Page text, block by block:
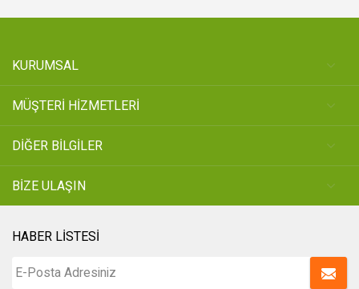
KURUMSAL
MÜŞTERİ HİZMETLERİ
DİĞER BİLGİLER
BİZE ULAŞIN
HABER LİSTESİ